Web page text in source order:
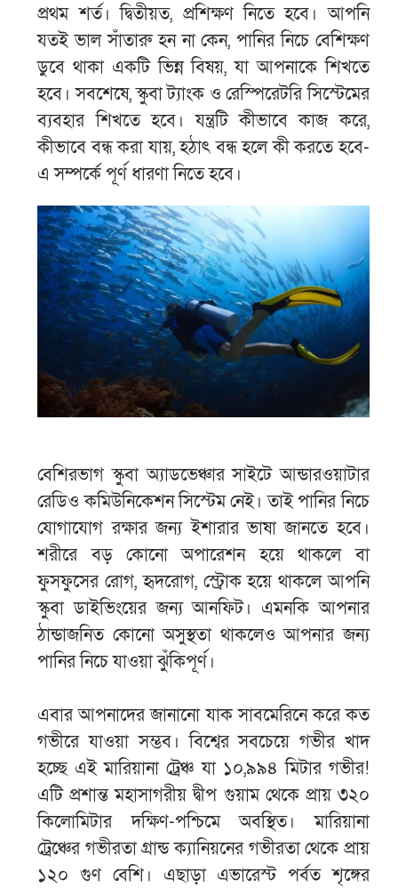
প্রথম শর্ত। দ্বিতীয়ত, প্রশিক্ষণ নিতে হবে। আপনি
যতই ভাল সাঁতারু হন না কেন, পানির নিচে বেশিক্ষণ
ডুবে থাকা একটি ভিন্ন বিষয়, যা আপনাকে শিখতে
হবে। সবশেষে, স্কুবা ট্যাংক ও রেস্পিরেটরি সিস্টেমের
ব্যবহার শিখতে হবে। যন্ত্রটি কীভাবে কাজ করে,
কীভাবে বন্ধ করা যায়, হঠাৎ বন্ধ হলে কী করতে হবে-
এ সম্পর্কে পূর্ণ ধারণা নিতে হবে।
বেশিরভাগ স্কুবা অ্যাডভেঞ্চার সাইটে আন্ডারওয়াটার
রেডিও কমিউনিকেশন সিস্টেম নেই। তাই পানির নিচে
যোগাযোগ রক্ষার জন্য ইশারার ভাষা জানতে হবে।
শরীরে বড় কোনো অপারেশন হয়ে থাকলে বা
ফুসফুসের রোগ, হৃদরোগ, স্ট্রোক হয়ে থাকলে আপনি
স্কুবা ডাইভিংয়ের জন্য আনফিট। এমনকি আপনার
ঠান্ডাজনিত কোনো অসুস্থতা থাকলেও আপনার জন্য
পানির নিচে যাওয়া ঝুঁকিপূর্ণ।
এবার আপনাদের জানানো যাক সাবমেরিনে করে কত
গভীরে যাওয়া সম্ভব। বিশ্বের সবচেয়ে গভীর খাদ
হচ্ছে এই মারিয়ানা ট্রেঞ্চ যা ১০,৯৯৪ মিটার গভীর!
এটি প্রশান্ত মহাসাগরীয় দ্বীপ গুয়াম থেকে প্রায় ৩২০
কিলোমিটার দক্ষিণ-পশ্চিমে অবস্থিত। মারিয়ানা
ট্রেঞ্চের গভীরতা গ্রান্ড ক্যানিয়নের গভীরতা থেকে প্রায়
১২০ গুণ বেশি। এছাড়া এভারেস্ট পর্বত শৃঙ্গের